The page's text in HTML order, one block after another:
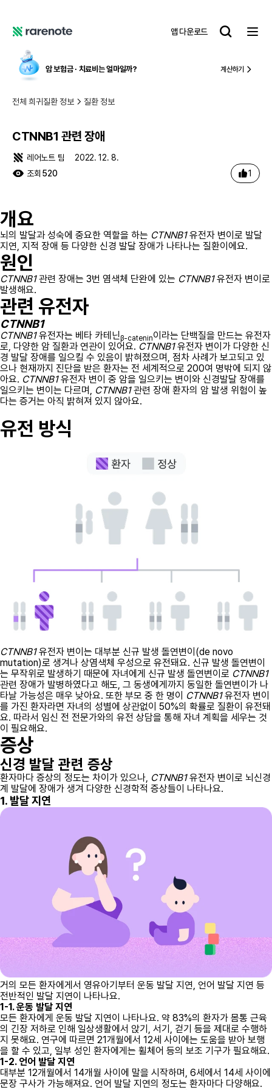
노
앱 다운로드
레
트
암 보험금 ∙ 치료비 는 얼마일까? 계산하기
전체 희귀질환 정보 질환 정보
CTNNB1 관련 장애
레어노트 팀
2022. 12. 8.
조회 520 1
개요
뇌의 발달과 성숙에 중요한 역할을 하는 CTNNB1유전자 변이로 발달
지연, 지적 장애 등 다양한 신경 발달 장애가 나타나는 질환이에요.
원인
CTNNB1관련 장애는 3번 염색체 단완에 있는 CTNNB1유전자 변이로
발생해요.
관련 유전자
CTNNB1
CTNNB1유전자는 베타 카테닌β-catenin이라는 단백질을 만드는 유전자
로, 다양한 암 질환과 연관이 있어요. CTNNB1유전자 변이가 다양한 신
경 발달 장애를 일으킬 수 있음이 밝혀졌으며, 점차 사례가 보고되고 있
으나 현재까지 진단을 받은 환자는 전 세계적으로 200여 명밖에 되지 않
아요. CTNNB1유전자 변이 중 암을 일으키는 변이와 신경발달 장애를
일으키는 변이는 다르며, CTNNB1관련 장애 환자의 암 발생 위험이 높
다는 증거는 아직 밝혀져 있지 않아요.
유전 방식
CTNNB1유전자 변이는 대부분 신규 발생 돌연변이(de novo
mutation)로 생겨나 상염색체 우성으로 유전돼요. 신규 발생 돌연변이
는 무작위로 발생하기 때문에 자녀에게 신규 발생 돌연변이로 CTNNB1
관련 장애가 발병하였다고 해도, 그 동생에게까지 동일한 돌연변이가 나
타날 가능성은 매우 낮아요. 또한 부모 중 한 명이
CTNNB1유전자 변이
를 가진 환자라면 자녀의 성별에 상관없이 50%의 확률로 질환이 유전돼
요. 따라서 임신 전 전문가와의 유전 상담을 통해 자녀 계획을 세우는 것
이 필요해요.
증상
신경 발달 관련 증상
환자마다 증상의 정도는 차이가 있으나, CTNNB1유전자 변이로 뇌신경
계 발달에 장애가 생겨 다양한 신경학적 증상들이 나타나요.
1. 발달 지연
거의 모든 환자에게서 영유아기부터 운동 발달 지연, 언어 발달 지연 등
전반적인 발달 지연이 나타나요.
1-1. 운동 발달 지연
모든 환자에게 운동 발달 지연이 나타나요. 약 83%의 환자가 몸통 근육
의 긴장 저하로 인해 일상생활에서 앉기, 서기, 걷기 등을 제대로 수행하
지 못해요. 연구에 따르면 21개월에서 12세 사이에는 도움을 받아 보행
을 할 수 있고, 일부 성인 환자에게는 휠체어 등의 보조 기구가 필요해요.
1-2. 언어 발달 지연
대부분 12개월에서 14개월 사이에 말을 시작하며, 6세에서 14세 사이에
문장 구사가 가능해져요. 언어 발달 지연의 정도는 환자마다 다양해요.